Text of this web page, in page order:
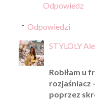
Odpowiedz
Odpowiedzi
STYLOLY
Robiłam u
rozjaśniacz
poprzez